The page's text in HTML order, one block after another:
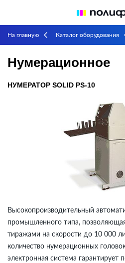
На главную arrow_back_ios Каталог оборудования
Нумерационное
НУМЕРАТОР SOLID PS-10
Высокопроизводительный
промышленного типа,
тиражами на скорости до 10 000
количество нумерационных
электронная система